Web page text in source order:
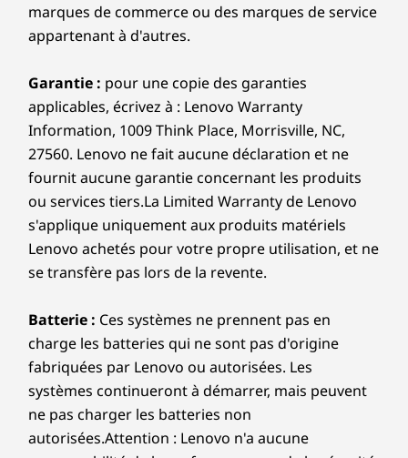
THINKPAD TOUGH
Durabilité sur laquelle
votre entreprise peut
compter
Nous utilisons la norme MIL-STD-810H du
ministère de la Défense des États-Unis pour
garantir un équilibre entre la fiabilité et la
** La disponibilité WWAN en option varie selon la région et
doit être configurée au moment de l'achat; elle nécessite un
Prise en charge de la station d’accueil
Thunderbolt™ 4
USB-C®
Les spécifications peuvent varier selon la région/le modèle et la
disponibilité
Conception
Affichage
16 po WUXGA (1920 x 1200) IPS antireflets, 400 nits,
45 % NTSC, film d'amélioration de la double luminosité
(DBEF5), certifié Eyesafe,profil d'antireflets adaptatif
du Consortium international de couleurs (AICCP)
16 po WUXGA (1920 x 1200) IPS, faible consommation,
marques de commerce ou des marques de service
appartenant à d'autres.
Garantie : pour une copie des garanties
applicables, écrivez à : Lenovo Warranty
Information, 1009 Think Place, Morrisville, NC,
27560. Lenovo ne fait aucune déclaration et ne
fournit aucune garantie concernant les produits
ou services tiers.La Limited Warranty de Lenovo
s'applique uniquement aux produits matériels
Lenovo achetés pour votre propre utilisation, et ne
se transfère pas lors de la revente.
Batterie : Ces systèmes ne prennent pas en
charge les batteries qui ne sont pas d'origine
fabriquées par Lenovo ou autorisées. Les
systèmes continueront à démarrer, mais peuvent
ne pas charger les batteries non
autorisées.Attention : Lenovo n'a aucune